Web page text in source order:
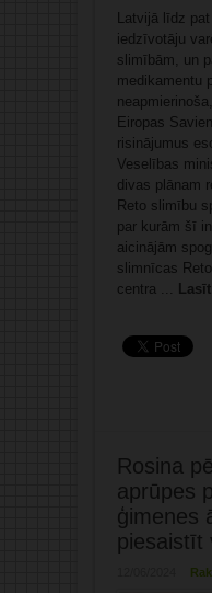
Latvijā līdz
iedzīvotāju
slimībām, un
medikamentu
Eiropas
risinājumus
Veselības
divas plānam
Reto slimību
par kurām šī
aicinājām
slimnīcas
centra ...
Rosina
aprūpes
ģimenes
piesaistīt